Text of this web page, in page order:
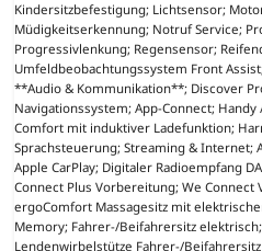
Kindersitzbefestigung; Lichtsensor;
Müdigkeitserkennung; Notruf Service;
Progressivlenkung; Regensensor;
Umfeldbeobachtungssystem Front
**Audio & Kommunikation**; Discover
Navigationssystem; App-Connect;
Comfort mit induktiver Ladefunktion;
Sprachsteuerung; Streaming & Internet;
Apple CarPlay; Digitaler Radioempfang
Connect Plus Vorbereitung; We
ergoComfort Massagesitz mit
Memory; Fahrer-/Beifahrersitz
Lendenwirbelstütze Fahrer-/